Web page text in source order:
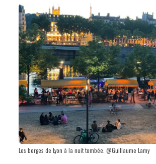
Les berges de Lyon à la nuit tombée. @Guillaume Lamy